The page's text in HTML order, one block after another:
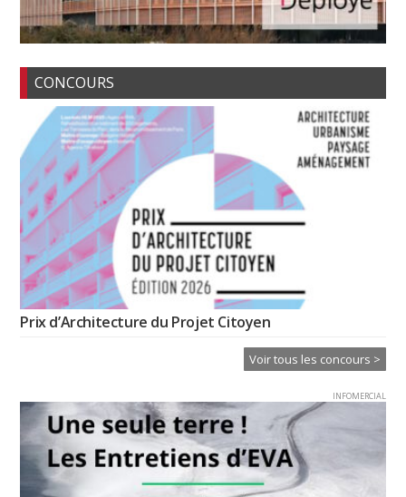
CONCOURS
Prix d’Architecture du Projet Citoyen
Voir tous les concours >
INFOMERCIAL